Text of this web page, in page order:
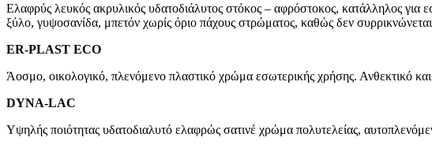
Ελαφρύς λευκός ακρυλικός υδατοδιάλυτος στόκος – αφρόστοκος, κατάλληλος για
ξύλο, γυψοσανίδα, μπετόν χωρίς όριο πάχους στρώματος, καθώς δεν
ER-PLAST ECO
Άοσμο, οικολογικό, πλενόμενο πλαστικό χρώμα εσωτερικής χρήσης. Ανθεκτικό και
DYNA-LAC
Yψηλής ποιότητας υδατοδιαλυτό ελαφρώς σατινέ χρώμα πολυτελείας,